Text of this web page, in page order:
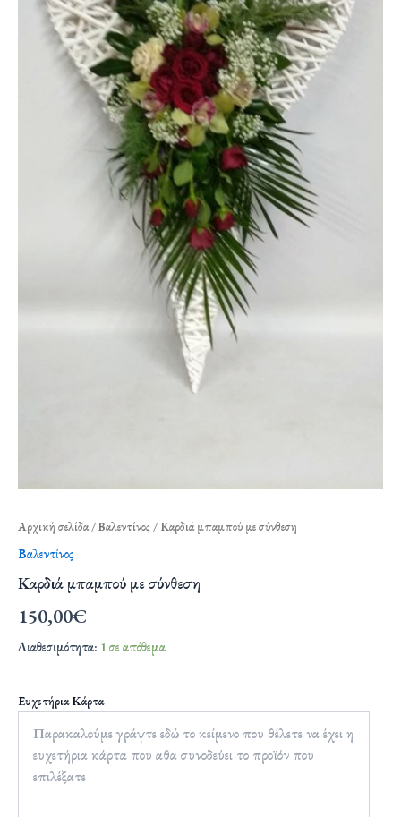
Αρχική σελίδα/Βαλεντίνος / Καρδιά μπαμπού με σύνθεση
Βαλεντίνος
Καρδιά μπαμπού με σύνθεση
150,00€
Διαθεσιμότητα: 1 σε απόθεμα
Ευχετήρια Κάρτα